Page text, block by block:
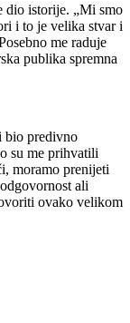
dio istorije. „Mi smo
i to je velika stvar i
me raduje
publika spremna
bio predivno
su me prihvatili
moramo prenijeti
ali
ovako velikom